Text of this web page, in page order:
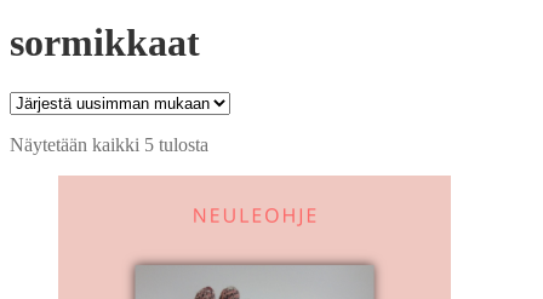
sormikkaat
Näytetään kaikki 5 tulosta